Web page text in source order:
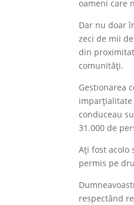
oameni care
Dar nu doar
zeci de mii
din
comunități.
Gestionarea
imparțialitate
conduceau
31.000 de
Ați fost acolo
permis pe
respectând